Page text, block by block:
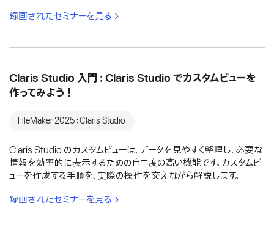
録画されたセミナーを見る
Claris Studio 入門：Claris Studio でカスタムビューを
作ってみよう！
FileMaker 2025：Claris Studio
Claris Studio のカスタムビューは、データを見やすく整理し、必要な
情報を効率的に表示するための自由度の高い機能です。カスタムビ
ューを作成する手順を、実際の操作を交えながら解説します。
録画されたセミナーを見る